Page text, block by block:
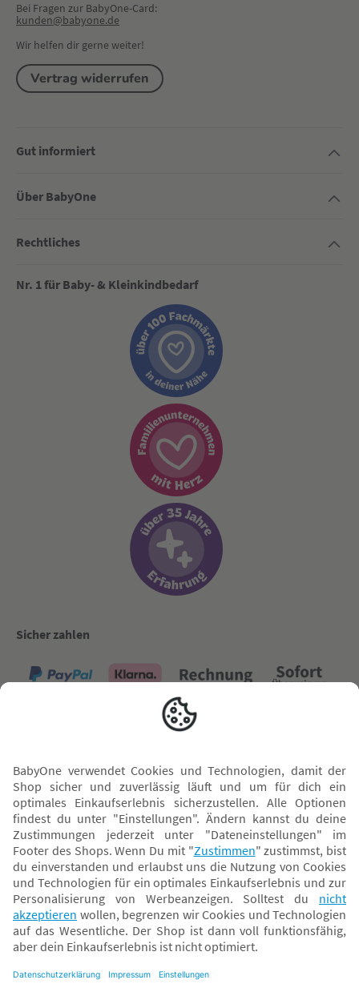
Bei Fragen zur BabyOne-Card:
kunden@babyone.de
Wir helfen dir gerne weiter!
Vertrag widerrufen
Gut informiert
Über BabyOne
Rechtliches
Nr. 1 für Baby- & Kleinkindbedarf
Sicher zahlen
Versand mit
* Alle Preise inkl. MwSt. und ggf. zzgl.Versandkosten. Der dargestellte Preis gilt -
abhängig von der von dir gewählten Option - im BabyOne-Onlineshop oder bei
Abholung in dem von dir gewählten BabyOne-Franchise-Betrieb. Der für den
Onlineshop geltende Preis stellt bei einem Verkauf durch unsere Franchise-
Nehmer eine unverbindliche Preisempfehlung dar. Der Verkaufspreis der
daher von dem Verkaufspreis im Onlineshop abweichen. Angaben zu